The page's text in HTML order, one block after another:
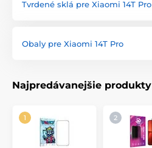
Tvrdené sklá pre Xiaomi 14T Pro
Obaly pre Xiaomi 14T Pro
Najpredávanejšie produkty